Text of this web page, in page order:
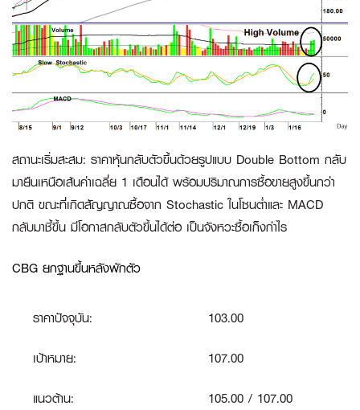
สถานะเริ่มสะสม: ราคาหุ้นกลับตัวขึ้นด้วยรูปแบบ Double Bottom กลับ
มายืนเหนือเส้นค่าเฉลี่ย 1 เดือนได้ พร้อมปริมาณการซื้อขายสูงขึ้นกว่า
ปกติ ขณะที่เกิดสัญญาณซื้อจาก Stochastic ในโซนต่ำและ MACD
กลับมาชี้ขึ้น มีโอกาสกลับตัวขึ้นได้ต่อ เป็นจังหวะซื้อเก็งกำไร
CBG ยกฐานขึ้นหลังพักตัว
ราคาปัจจุบัน:
103.00
เป้าหมาย:
107.00
แนวต้าน:
105.00 / 107.00